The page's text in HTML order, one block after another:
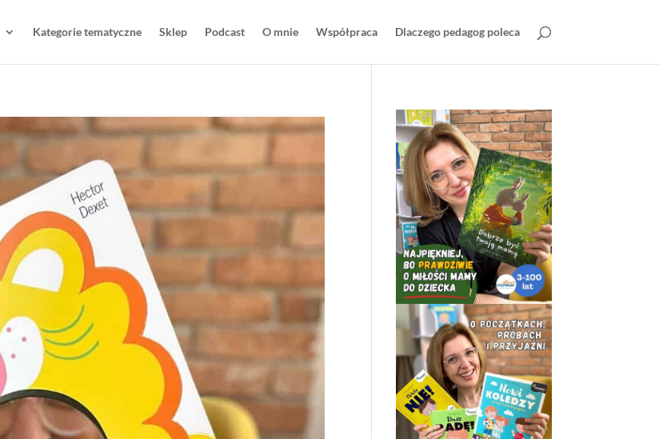
Kategorie tematyczne Sklep Podcast O mnie Współpraca Dlaczego pedagog poleca